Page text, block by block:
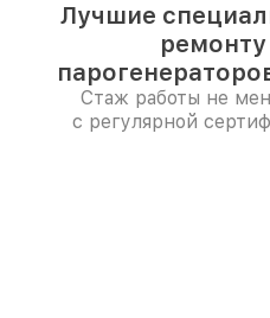
Лучшие
ремонту
Стаж работы не
с регулярной